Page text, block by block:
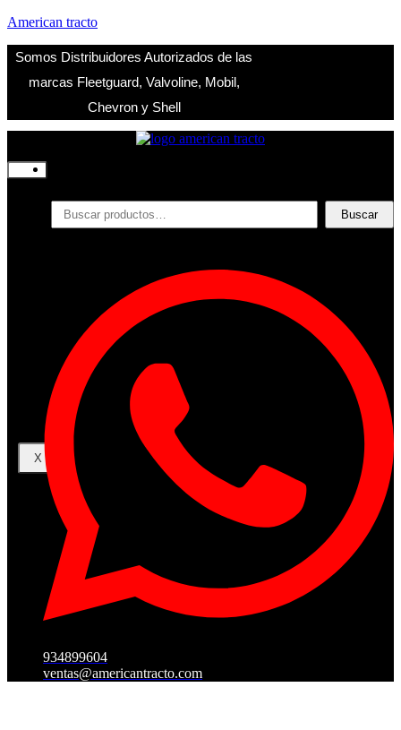
American tracto
Somos Distribuidores Autorizados de las
marcas Fleetguard, Valvoline, Mobil,
Chevron y Shell
Productos
Filtros
Contacto
Acceder
Iniciar Sesion
Registro
Restablecer la contraseña
X
Buscar
934899604
ventas@americantracto.com